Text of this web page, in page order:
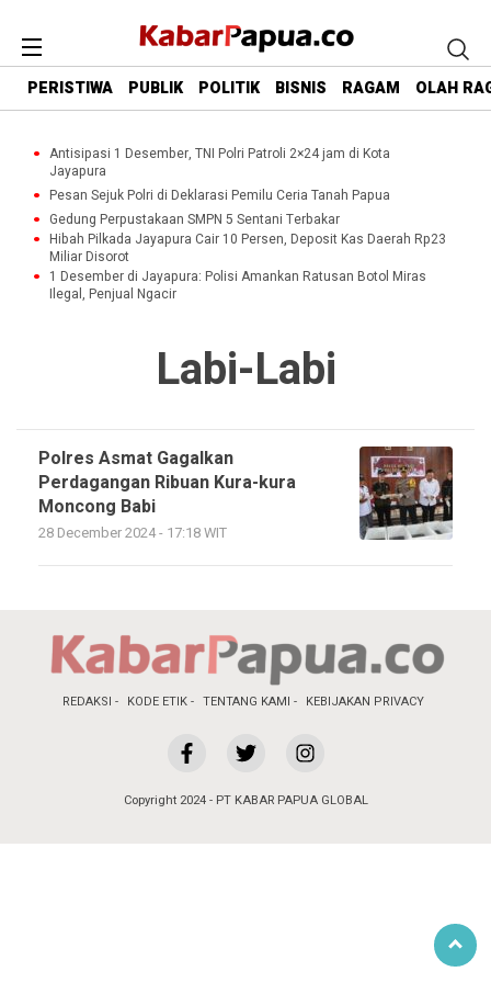
PERISTIWA PUBLIK POLITIK BISNIS RAGAM OLAH
Antisipasi 1 Desember, TNI Polri Patroli 2×24 jam di Kota
Jayapura
Pesan Sejuk Polri di Deklarasi Pemilu Ceria Tanah Papua
Gedung Perpustakaan SMPN 5 Sentani Terbakar
Hibah Pilkada Jayapura Cair 10 Persen, Deposit Kas Daerah Rp23
Miliar Disorot
1 Desember di Jayapura: Polisi Amankan Ratusan Botol Miras
Ilegal, Penjual Ngacir
Labi-Labi
Polres Asmat Gagalkan
Perdagangan Ribuan Kura-kura
Moncong Babi
28 December 2024 - 17:18 WIT
REDAKSI KODE ETIK TENTANG KAMI KEBIJAKAN PRIVACY
Copyright 2024 - PT KABAR PAPUA GLOBAL